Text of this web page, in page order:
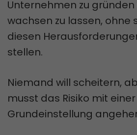
Unternehmen zu gründen
wachsen zu lassen, ohne
diesen
stellen.
Niemand will scheitern,
musst das Risiko mit
Grundeinstellung